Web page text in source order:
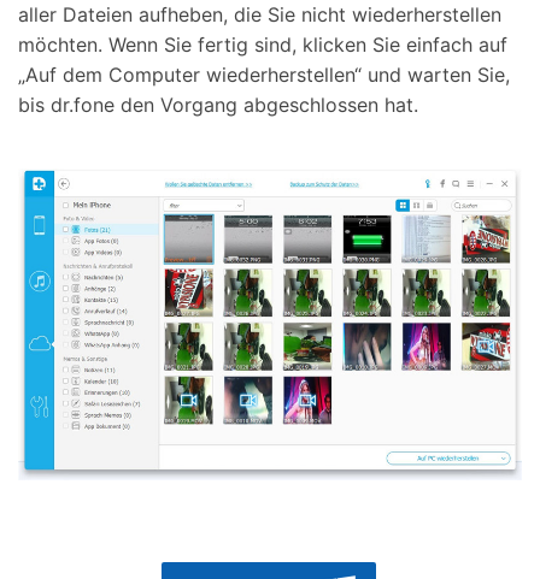
aller Dateien aufheben, die Sie nicht wiederherstellen
möchten. Wenn Sie fertig sind, klicken Sie einfach auf
„Auf dem Computer wiederherstellen“ und warten Sie,
bis dr.fone den Vorgang abgeschlossen hat.